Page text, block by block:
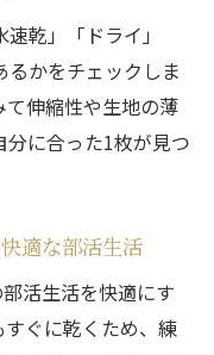
乾」「ドライ」
るかをチェックしま
て伸縮性や生地の薄
に合った1枚が見つ
適な部活生活
活生活を快適にす
ぐに乾くため、練